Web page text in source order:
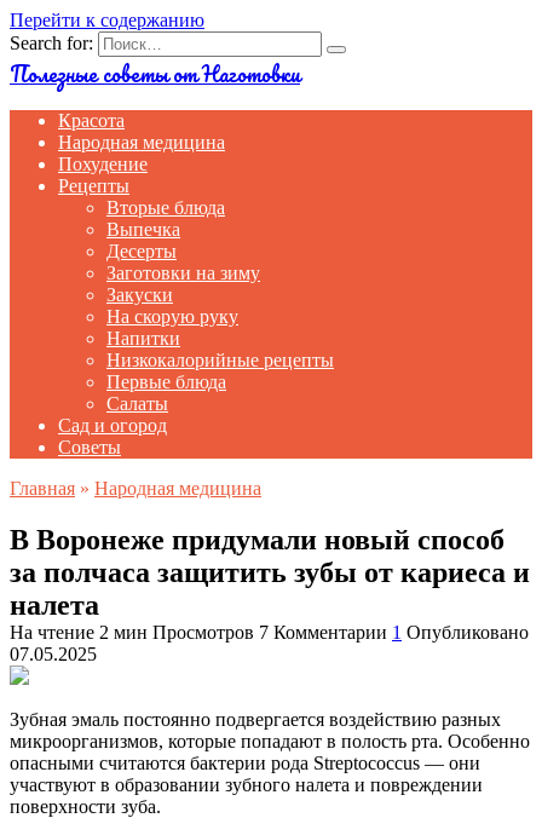
Перейти к содержанию
Search for:
Полезные советы от Наготовки
Красота
Народная медицина
Похудение
Рецепты
Вторые блюда
Выпечка
Десерты
Заготовки на зиму
Закуски
На скорую руку
Напитки
Низкокалорийные рецепты
Первые блюда
Салаты
Сад и огород
Советы
Главная » Народная медицина
В Воронеже придумали новый способ
за полчаса защитить зубы от кариеса и
налета
На чтение 2 мин Просмотров 7 Комментарии 1 Опубликовано
07.05.2025
Зубная эмаль постоянно подвергается воздействию разных
микроорганизмов, которые попадают в полость рта. Особенно
опасными считаются бактерии рода Streptococcus — они
участвуют в образовании зубного налета и повреждении
поверхности зуба.